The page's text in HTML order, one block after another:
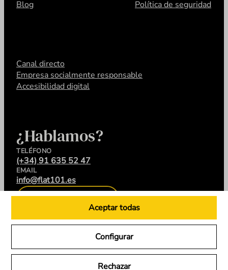
Configurar
Rechazar
Aceptar todas
Blog
Política de seguridad
Canal directo
Empresa socialmente responsable
Accesibilidad digital
¿Hablamos?
TELÉFONO
(+34) 91 635 52 47
EMAIL
info@flat101.es
CONTACTA
LinkedInInstagramYouTube
X